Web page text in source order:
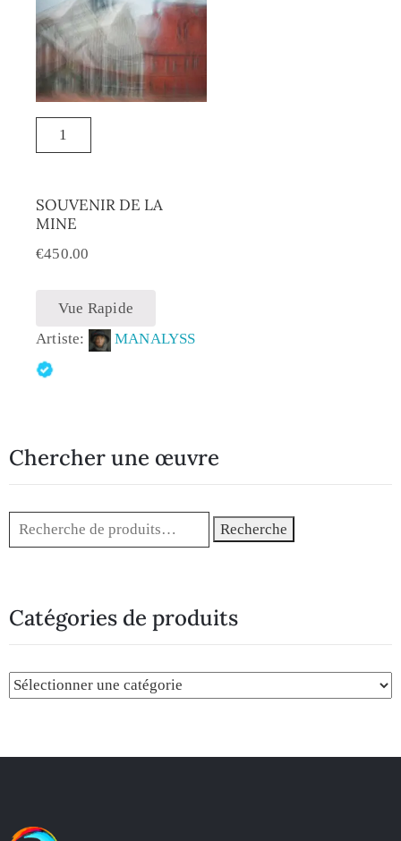
SOUVENIR DE LA
MINE
€450.00
Vue Rapide
Artiste:
MANALYSS
Chercher une œuvre
Recherche
Catégories de produits